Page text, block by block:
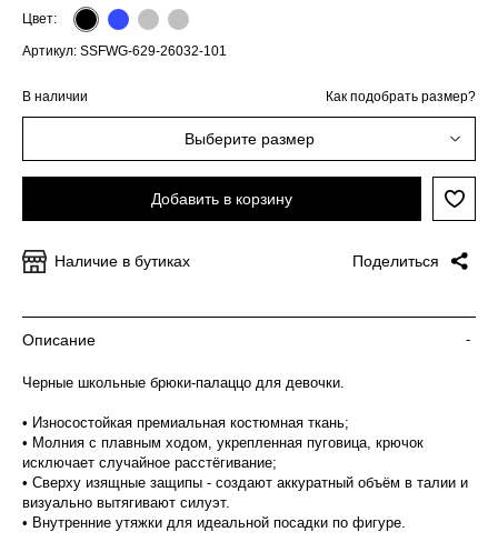
Цвет:
Артикул: SSFWG-629-26032-101
В наличии Как подобрать размер?
Выберите размер
Добавить в корзину
Наличие в бутиках Поделиться
Описание -
Черные школьные брюки-палаццо для девочки.
• Износостойкая премиальная костюмная ткань;
• Молния с плавным ходом, укрепленная пуговица, крючок
исключает случайное расстёгивание;
• Сверху изящные защипы - создают аккуратный объём в талии и
визуально вытягивают силуэт.
• Внутренние утяжки для идеальной посадки по фигуре.